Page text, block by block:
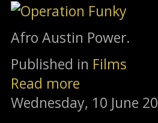
Afro Austin Power.
Published in Films
Read more
Wednesday, 10 June